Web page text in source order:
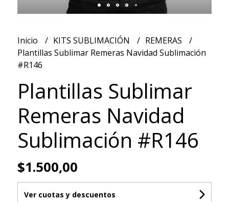
Inicio KITS SUBLIMACIÓN
REMERAS
Plantillas Sublimar Remeras Navidad Sublimación
#R146
Plantillas Sublimar
Remeras Navidad
Sublimación #R146
$1.500,00
Ver cuotas y descuentos